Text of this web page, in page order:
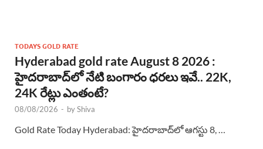
TODAYS GOLD RATE
Hyderabad gold rate August 8 2026 :
హైదరాబాద్‌లో నేటి బంగారం ధరలు ఇవే.. 22K,
24K రేట్లు ఎంతంటే?
08/08/2026 - byShiva
Gold Rate Today Hyderabad: హైదరాబాద్‌లో ఆగస్టు 8, …